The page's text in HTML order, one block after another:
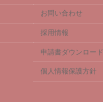
お問い合わせ
採用情報
申請書ダウンロード
個人情報保護方針